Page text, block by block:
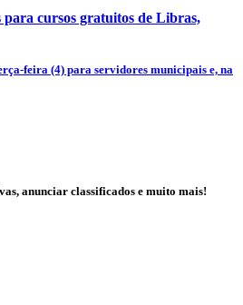
cursos gratuitos de Libras,
feira (4) para servidores municipais e, na
anunciar classificados e muito mais!